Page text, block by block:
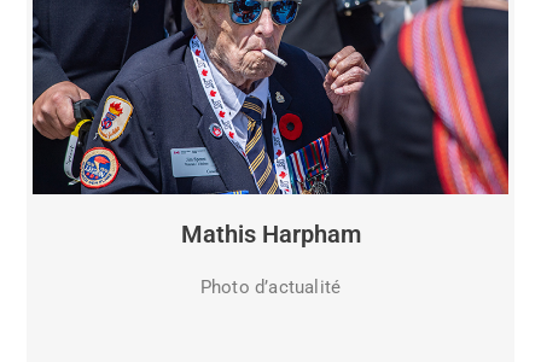
Mathis Harpham
Photo d’actualité